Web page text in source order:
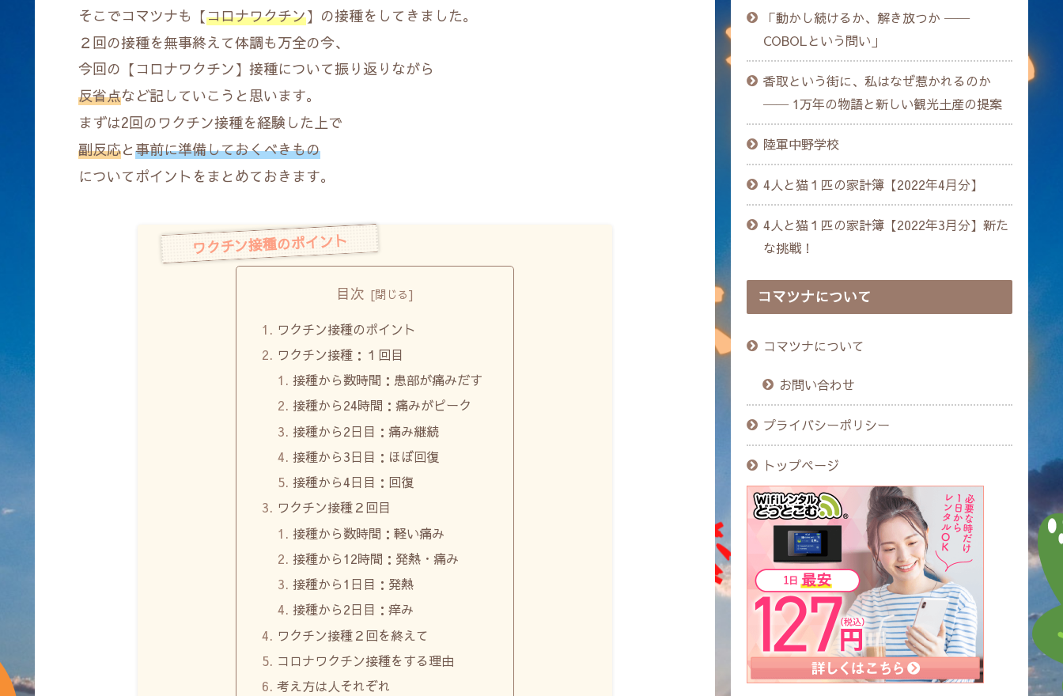
そこでコマツナも【コロナワクチン】の接種をしてきました。
２回の接種を無事終えて体調も万全の今、
今回の【コロナワクチン】接種について振り返りながら
反省点など記していこうと思います。
まずは2回のワクチン接種を経験した上で
副反応と事前に準備しておくべきもの
についてポイントをまとめておきます。
目次
ワクチン接種のポイント
ワクチン接種：１回目
接種から数時間：患部が痛みだす
接種から24時間：痛みがピーク
接種から2日目：痛み継続
接種から3日目：ほぼ回復
接種から4日目：回復
ワクチン接種２回目
接種から数時間：軽い痛み
接種から12時間：発熱・痛み
接種から1日目：発熱
接種から2日目：痒み
ワクチン接種２回を終えて
コロナワクチン接種をする理由
考え方は人それぞれ
ワクチン接種のポイント
「動かし続けるか、解き放つか ──
COBOLという問い」
香取という街に、私はなぜ惹かれるのか
── 1万年の物語と新しい観光土産の提案
陸軍中野学校
4人と猫１匹の家計簿【2022年4月分】
4人と猫１匹の家計簿【2022年3月分】新た
な挑戦！
コマツナについて
コマツナについて
お問い合わせ
プライバシーポリシー
トップページ